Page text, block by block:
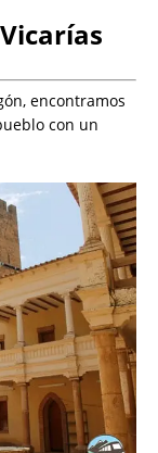
encontramos
con un